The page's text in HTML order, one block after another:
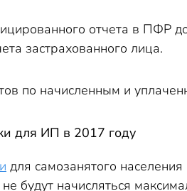
отчета в ПФР
застрахованного лица.
по начисленным и
для ИП в 2017 году
для самозанятого
будут начисляться